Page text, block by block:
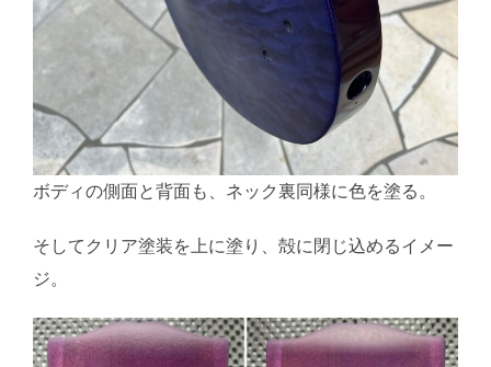
ボディの側面と背面も、ネック裏同様に色を塗る。
そしてクリア塗装を上に塗り、殻に閉じ込めるイメー
ジ。